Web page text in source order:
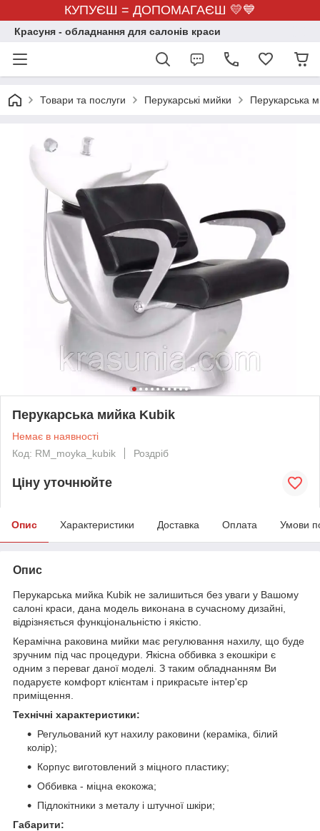
КУПУЄШ = ДОПОМАГАЄШ 💛💙
Красуня - обладнання для салонів краси
Товари та послуги Перукарські мийки Перукарська
Перукарська мийка Kubik
Немає в наявності
Код: RM_moyka_kubik
Роздріб
Ціну уточнюйте
Опис Характеристики Доставка Оплата Умови
Опис
Перукарська мийка Kubik не залишиться без уваги у Вашому
салоні краси, дана модель виконана в сучасному дизайні,
відрізняється функціональністю і якістю.
Керамічна раковина мийки має регулювання нахилу, що буде
зручним під час процедури. Якісна оббивка з екошкіри є
одним з переваг даної моделі. З таким обладнанням Ви
подаруєте комфорт клієнтам і прикрасьте інтер'єр
приміщення.
Технічні характеристики:
Регульований кут нахилу раковини (кераміка, білий
колір);
Корпус виготовлений з міцного пластику;
Оббивка - міцна екокожа;
Підлокітники з металу і штучної шкіри;
Габарити: